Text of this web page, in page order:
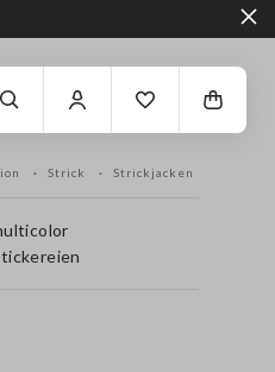
Strick Strickjacken